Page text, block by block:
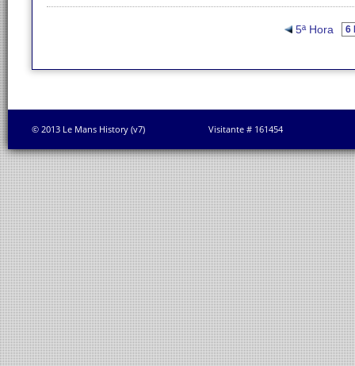
5ª Hora
© 2013 Le Mans History (v7) Visitante # 161454